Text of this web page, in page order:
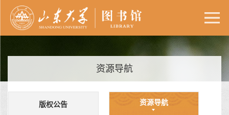
资源导航
版权公告 资源导航